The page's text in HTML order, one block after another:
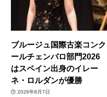
ブルージュ国際古楽コンク
ールチェンバロ部門2026
はスペイン出身のイレー
ネ・ロルダンが優勝
2026年8月7日